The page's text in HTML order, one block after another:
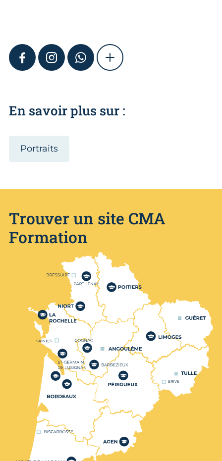
FACEBOOKINSTAGRAMWHATSAPPSHOW MORE
En savoir plus sur :
Portraits
Trouver un site CMA
Formation
Nos centres de formation